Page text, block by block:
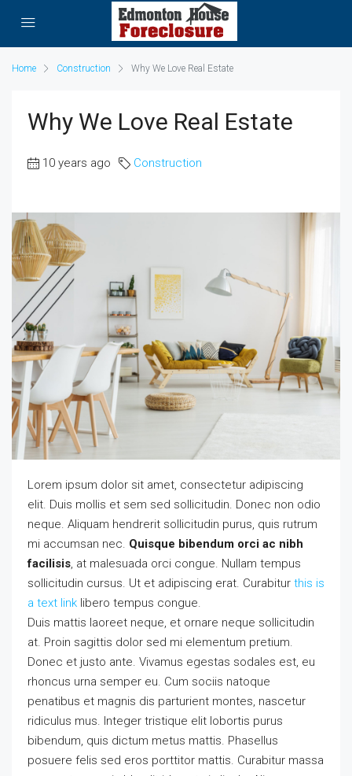
Home Construction Why We Love Real Estate
Why We Love Real Estate
10 years ago Construction
Lorem ipsum dolor sit amet, consectetur adipiscing
elit. Duis mollis et sem sed sollicitudin. Donec non odio
neque. Aliquam hendrerit sollicitudin purus, quis rutrum
mi accumsan nec. Quisque bibendum orci ac nibh
facilisis , at malesuada orci congue. Nullam tempus
sollicitudin cursus. Ut et adipiscing erat. Curabitur this is
a text link libero tempus congue.
Duis mattis laoreet neque, et ornare neque sollicitudin
at. Proin sagittis dolor sed mi elementum pretium.
Donec et justo ante. Vivamus egestas sodales est, eu
rhoncus urna semper eu. Cum sociis natoque
penatibus et magnis dis parturient montes, nascetur
ridiculus mus. Integer tristique elit lobortis purus
bibendum, quis dictum metus mattis. Phasellus
posuere felis sed eros porttitor mattis. Curabitur massa